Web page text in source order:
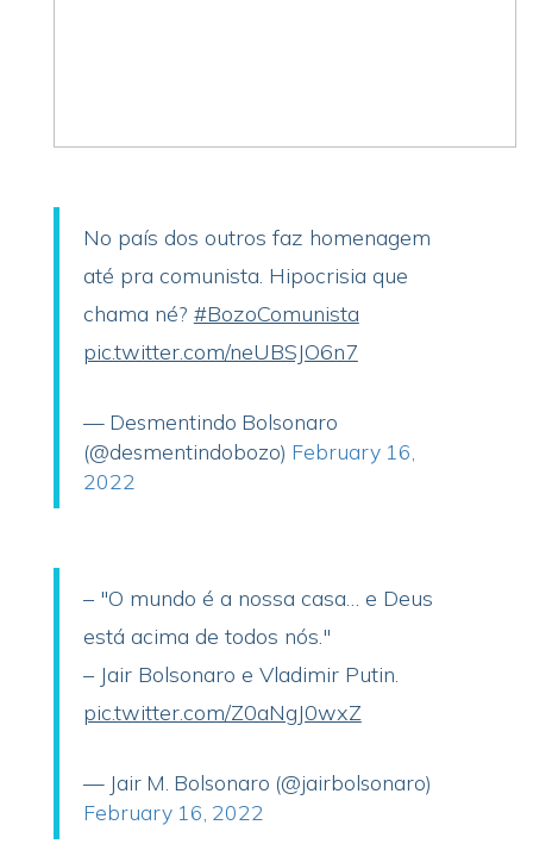
No país dos outros faz homenagem
até pra comunista. Hipocrisia que
chama né? #BozoComunista
pic.twitter.com/neUBSJO6n7
— Desmentindo Bolsonaro
(@desmentindobozo) February 16,
2022
– "O mundo é a nossa casa… e Deus
está acima de todos nós."
– Jair Bolsonaro e Vladimir Putin.
pic.twitter.com/Z0aNgJ0wxZ
— Jair M. Bolsonaro (@jairbolsonaro)
February 16, 2022